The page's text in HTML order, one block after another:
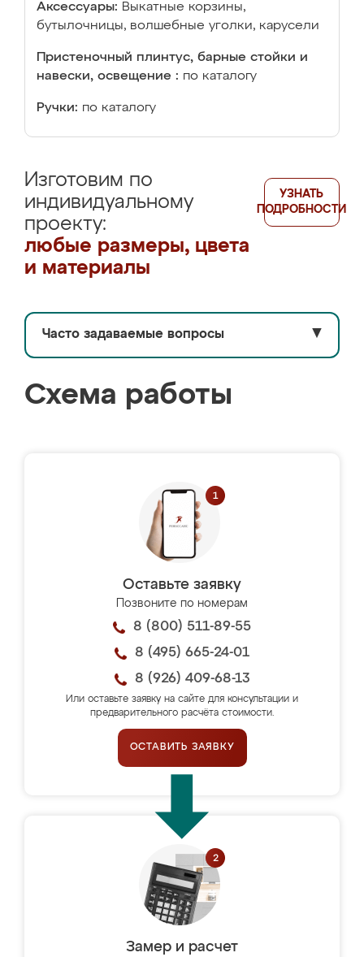
Аксессуары: Выкатные корзины,
бутылочницы, волшебные уголки, карусели
Пристеночный плинтус, барные стойки и
навески, освещение : по каталогу
Ручки: по каталогу
Изготовим по
индивидуальному
проекту:
любые размеры, цвета
и материалы
УЗНАТЬ
ПОДРОБНОСТИ
Часто задаваемые вопросы ▼
Схема работы
Оставьте заявку
Позвоните по номерам
8 (800) 511-89-55
8 (495) 665-24-01
8 (926) 409-68-13
Или оставьте заявку на сайте для консультации и
предварительного расчёта стоимости.
ОСТАВИТЬ ЗАЯВКУ
Замер и расчет